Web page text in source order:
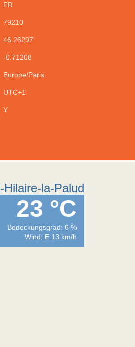
FR
79210
46.26297
-0.71208
Europe/Paris
UTC+1
Y
la-Palud
23 °C
Bedeckungsgrad: 6 %
Wind: E 13 km/h